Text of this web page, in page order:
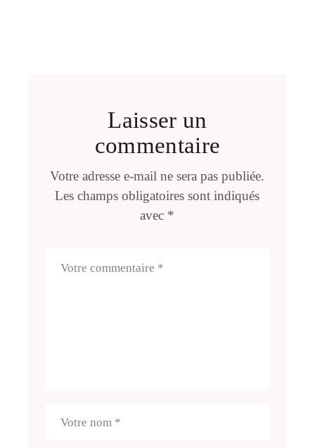
Laisser un
commentaire
Votre adresse e-mail ne sera pas publiée.
Les champs obligatoires sont indiqués
avec *